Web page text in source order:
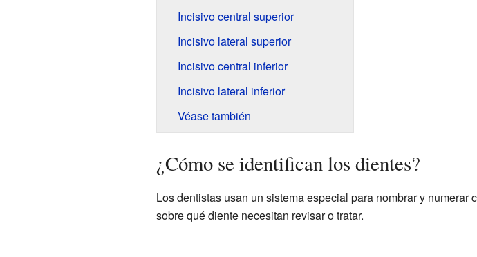
Incisivo central superior
Incisivo lateral superior
Incisivo central inferior
Incisivo lateral inferior
Véase también
¿Cómo se identifican los dientes?
Los dentistas usan un sistema especial para nombrar y
sobre qué diente necesitan revisar o tratar.